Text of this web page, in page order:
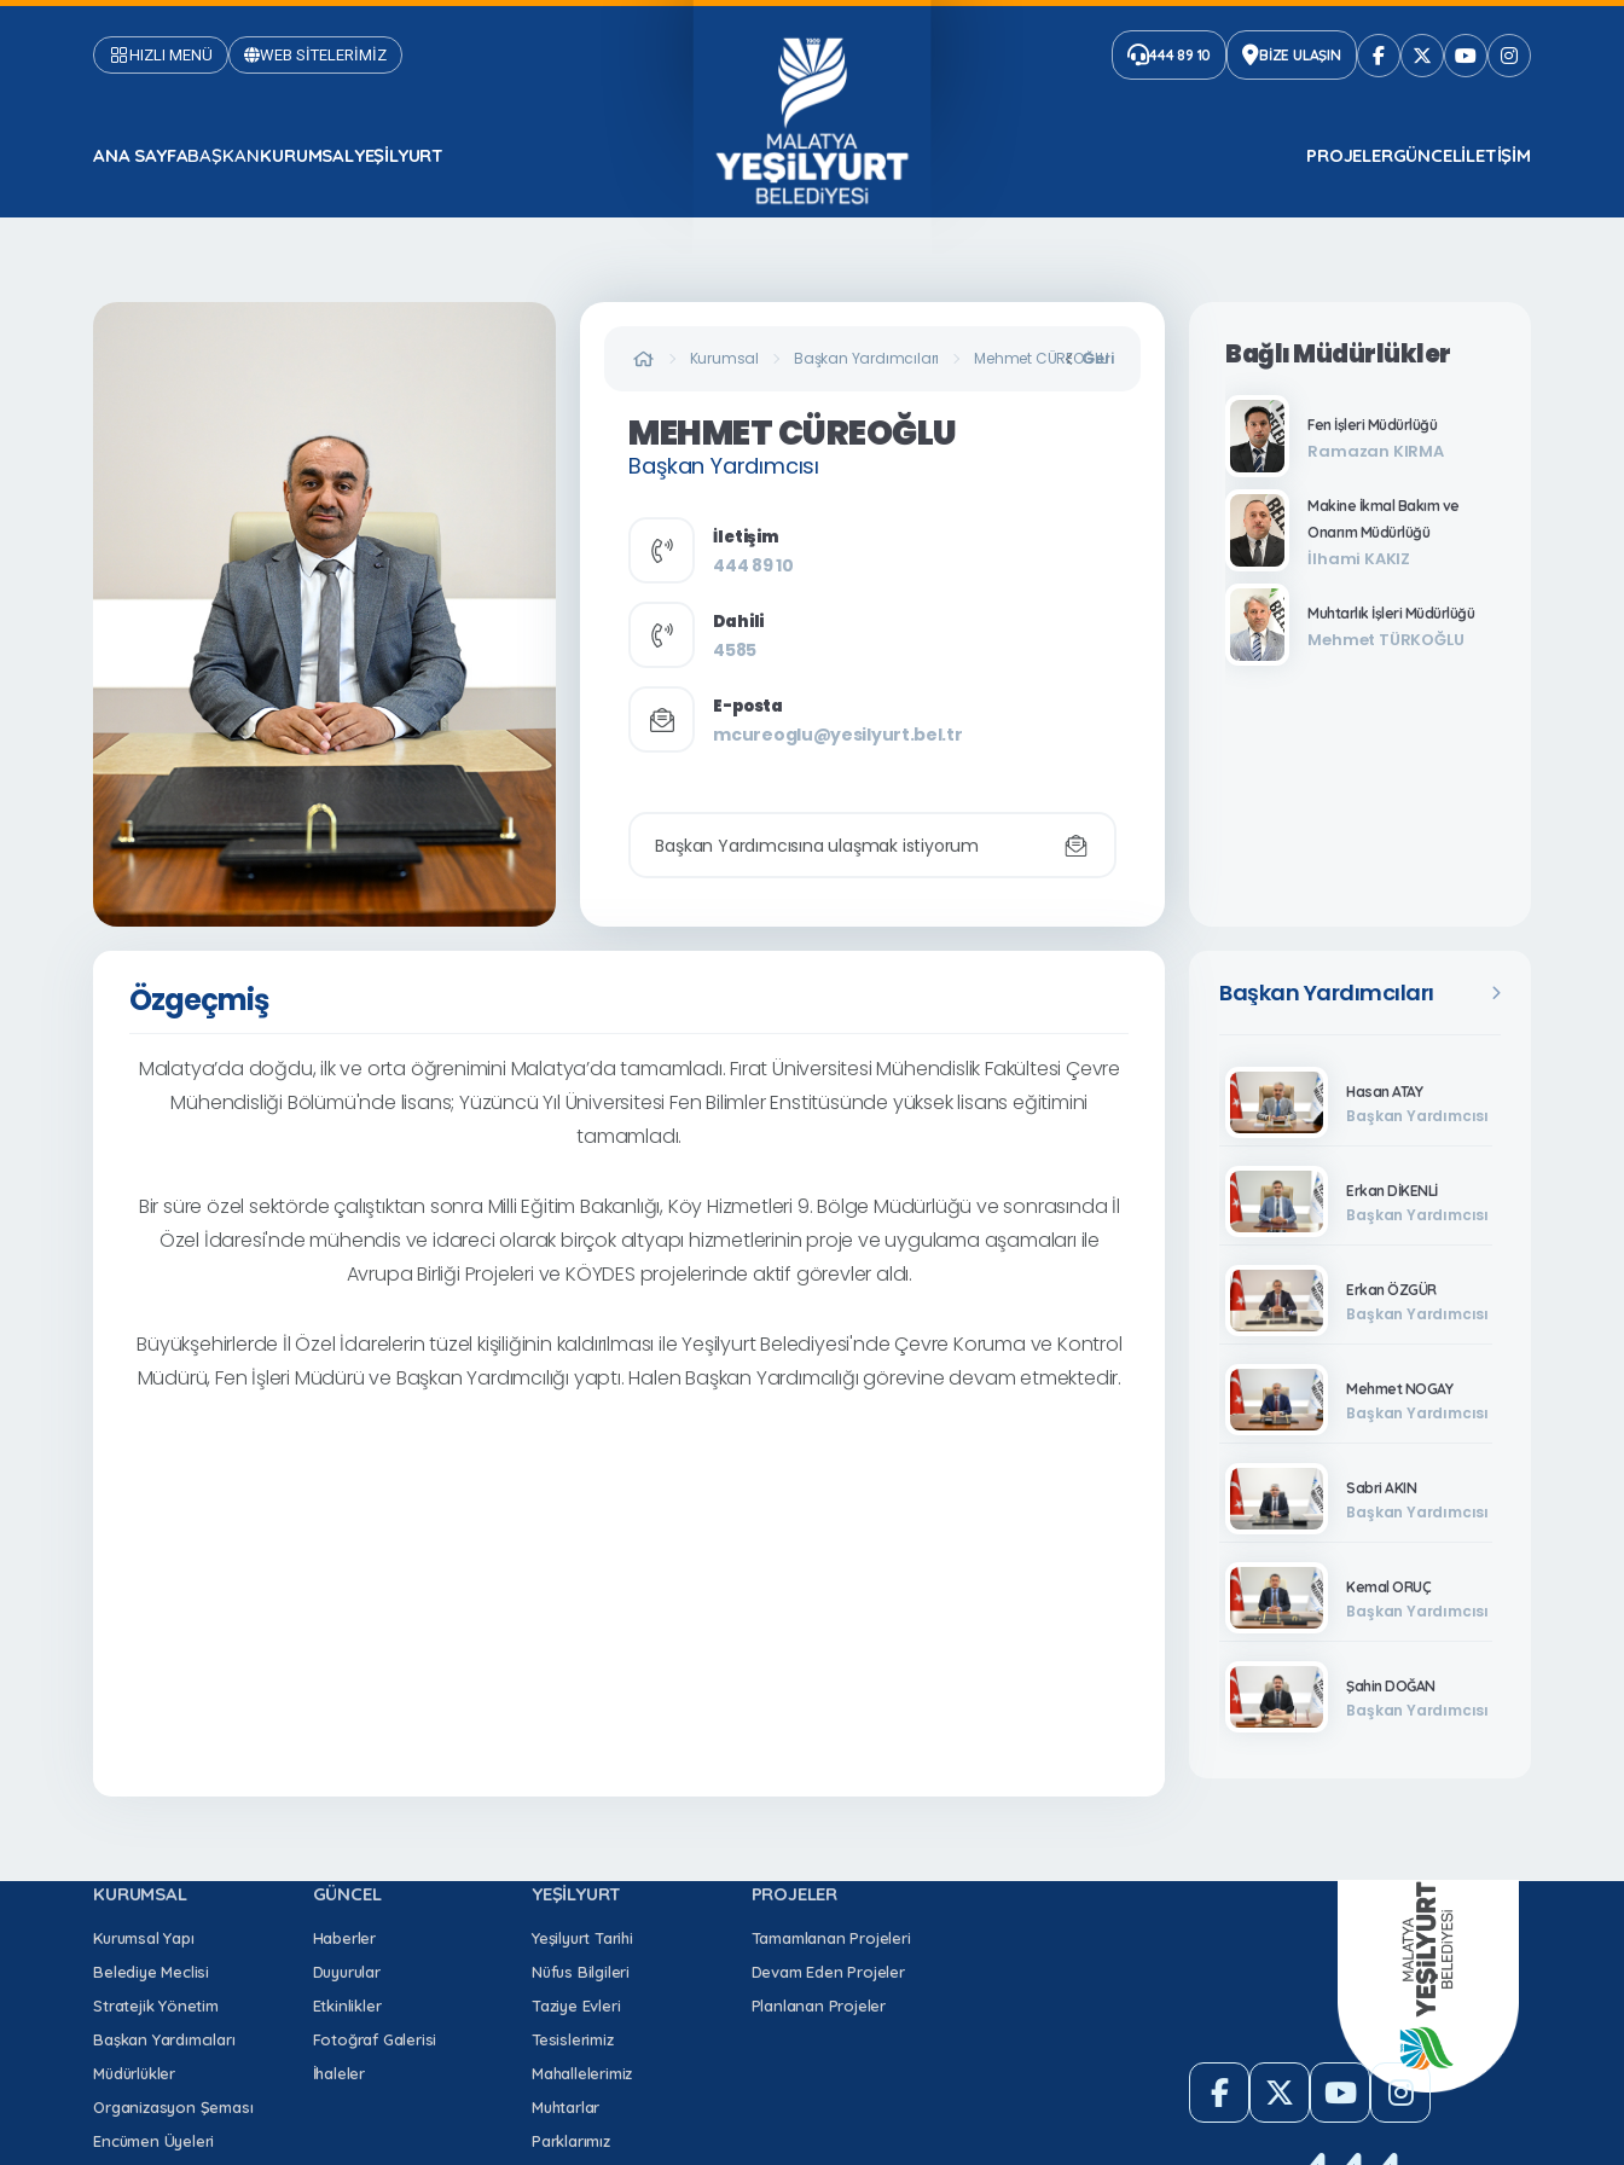
HIZLI MENÜ WEB SİTELERİMİZ 444 89 10 BİZE ULAŞIN
ANA SAYFABAŞKANKURUMSALYEŞİLYURT PROJELERGÜNCELILETIŞIM
Kurumsal Başkan Yardımcıları Mehmet CÜREOĞLU
Geri
MEHMET CÜREOĞLU
Başkan Yardımcısı
İletişim
444 89 10
Dahili
4585
E-posta
mcureoglu@yesilyurt.bel.tr
Başkan Yardımcısına ulaşmak istiyorum
Bağlı Müdürlükler
Fen İşleri Müdürlüğü
Ramazan KIRMA
Makine İkmal Bakım ve
Onarım Müdürlüğü
İlhami KAKIZ
Muhtarlık İşleri Müdürlüğü
Mehmet TÜRKOĞLU
Başkan Yardımcıları
Hasan ATAY
Başkan Yardımcısı
Erkan DİKENLİ
Başkan Yardımcısı
Erkan ÖZGÜR
Başkan Yardımcısı
Mehmet NOGAY
Başkan Yardımcısı
Sabri AKIN
Başkan Yardımcısı
Kemal ORUÇ
Başkan Yardımcısı
Şahin DOĞAN
Başkan Yardımcısı
Özgeçmiş
Malatya’da doğdu, ilk ve orta öğrenimini Malatya’da tamamladı. Fırat Üniversitesi Mühendislik Fakültesi Çevre
Mühendisliği Bölümü'nde lisans; Yüzüncü Yıl Üniversitesi Fen Bilimler Enstitüsünde yüksek lisans eğitimini
tamamladı.
Bir süre özel sektörde çalıştıktan sonra Milli Eğitim Bakanlığı, Köy Hizmetleri 9. Bölge Müdürlüğü ve sonrasında İl
Özel İdaresi'nde mühendis ve idareci olarak birçok altyapı hizmetlerinin proje ve uygulama aşamaları ile
Avrupa Birliği Projeleri ve KÖYDES projelerinde aktif görevler aldı.
Büyükşehirlerde İl Özel İdarelerin tüzel kişiliğinin kaldırılması ile Yeşilyurt Belediyesi'nde Çevre Koruma ve Kontrol
Müdürü, Fen İşleri Müdürü ve Başkan Yardımcılığı yaptı. Halen Başkan Yardımcılığı görevine devam etmektedir.
KURUMSAL
Kurumsal Yapı
Belediye Meclisi
Stratejik Yönetim
Başkan Yardımcıları
Müdürlükler
Organizasyon Şeması
Encümen Üyeleri
GÜNCEL
Haberler
Duyurular
Etkinlikler
Fotoğraf Galerisi
İhaleler
YEŞİLYURT
Yeşilyurt Tarihi
Nüfus Bilgileri
Taziye Evleri
Tesislerimiz
Mahallelerimiz
Muhtarlar
Parklarımız
PROJELER
Tamamlanan Projeleri
Devam Eden Projeler
Planlanan Projeler